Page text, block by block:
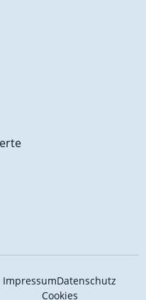
ImpressumDatenschutz
Cookies